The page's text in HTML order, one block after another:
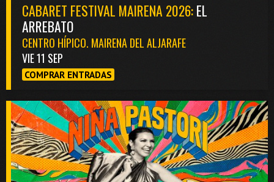
CABARET FESTIVAL MAIRENA 2026:EL
ARREBATO
CENTRO HÍPICO. MAIRENA DEL ALJARAFE
VIE 11 SEP
COMPRAR ENTRADAS